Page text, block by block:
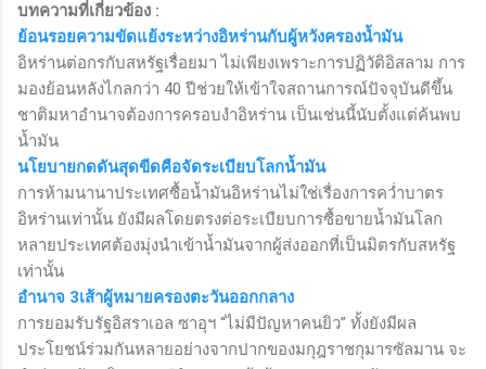
บทความที่เกี่ยวข้อง :
ย้อนรอยความขัดแย้งระหว่างอิหร่านกับผู้หวังครองน้ำมัน
อิหร่านต่อกรกับสหรัฐเรื่อยมา ไม่เพียงเพราะการปฏิวัติอิสลาม การ
มองย้อนหลังไกลกว่า 40 ปีช่วยให้เข้าใจสถานการณ์ปัจจุบันดีขึ้น
ชาติมหาอำนาจต้องการครอบงำอิหร่าน เป็นเช่นนี้นับตั้งแต่ค้นพบ
น้ำมัน
นโยบายกดดันสุดขีดคือจัดระเบียบโลกน้ำมัน
การห้ามนานาประเทศซื้อน้ำมันอิหร่านไม่ใช่เรื่องการคว่ำบาตร
อิหร่านเท่านั้น ยังมีผลโดยตรงต่อระเบียบการซื้อขายน้ำมันโลก
หลายประเทศต้องมุ่งนำเข้าน้ำมันจากผู้ส่งออกที่เป็นมิตรกับสหรัฐ
เท่านั้น
อำนาจ 3เส้าผู้หมายครองตะวันออกกลาง
การยอมรับรัฐอิสราเอล ซาอุฯ “ไม่มีปัญหาคนยิว” ทั้งยังมีผล
ประโยชน์ร่วมกันหลายอย่างจากปากของมกุฎราชกุมารซัลมาน จะ